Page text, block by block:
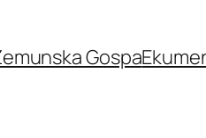
Gospa